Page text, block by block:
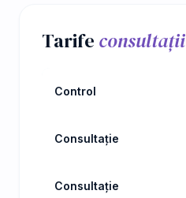
Tarife consultații
Control
Consultație
Consultație